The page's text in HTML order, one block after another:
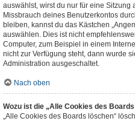
auswählst, wirst du nur für eine Sitzung
Missbrauch deines Benutzerkontos
bleiben, kannst du das Kästchen
auswählen. Dies ist nicht
Computer, zum Beispiel in einem
nicht zur Verfügung steht, dann wurde
Administration ausgeschaltet.
Nach oben
Wozu ist die „Alle Cookies des
„Alle Cookies des Boards löschen“